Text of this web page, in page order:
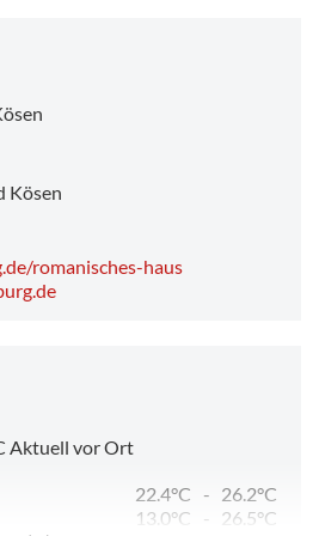
Kösen
romanisches-haus
Aktuell vor Ort
22.4°C - 26.2°C
13.0°C -
26.5°C